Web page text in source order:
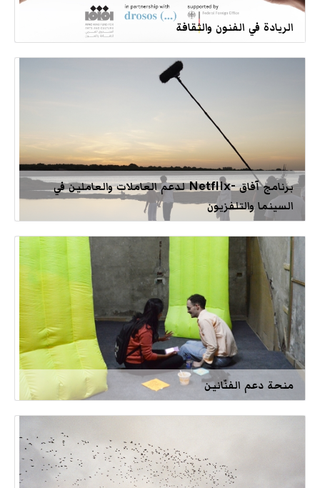
الريادة في الفنون والثقافة
برنامج آفاق -Netflix لدعم العاملات والعاملين في
السينما والتلفزيون
منحة دعم الفنّانين